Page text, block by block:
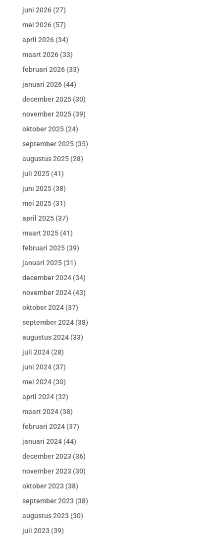
juni 2026(27)
mei 2026(57)
april 2026(34)
maart 2026(33)
februari 2026(33)
januari 2026(44)
december 2025(30)
november 2025(39)
oktober 2025(24)
september 2025(35)
augustus 2025(28)
juli 2025(41)
juni 2025(38)
mei 2025(31)
april 2025(37)
maart 2025(41)
februari 2025(39)
januari 2025(31)
december 2024(34)
november 2024(43)
oktober 2024(37)
september 2024(38)
augustus 2024(33)
juli 2024(28)
juni 2024(37)
mei 2024(30)
april 2024(32)
maart 2024(38)
februari 2024(37)
januari 2024(44)
december 2023 (36)
november 2023 (30)
oktober 2023 (38)
september 2023 (38)
augustus 2023 (30)
juli 2023 (39)